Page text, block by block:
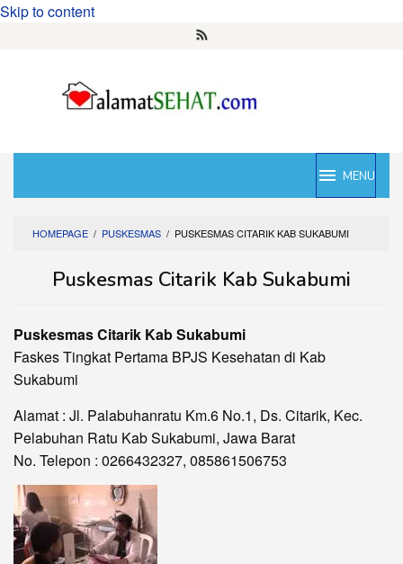
Skip to content
MENU
HOMEPAGE / PUSKESMAS / PUSKESMAS CITARIK KAB SUKABUMI
Puskesmas Citarik Kab Sukabumi
Puskesmas Citarik Kab Sukabumi
Faskes Tingkat Pertama BPJS Kesehatan di Kab
Sukabumi
Alamat : Jl. Palabuhanratu Km.6 No.1, Ds. Citarik, Kec.
Pelabuhan Ratu Kab Sukabumi, Jawa Barat
No. Telepon : 0266432327, 085861506753